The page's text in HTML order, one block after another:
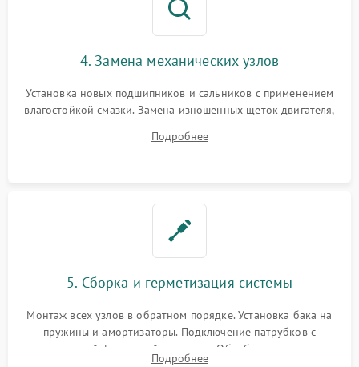
4. Замена механических узлов
Установка новых подшипников и сальников с применением
влагостойкой смазки. Замена изношенных щеток двигателя,
или поврежденной резиновой манжеты.
Подробнее
5. Сборка и герметизация системы
Монтаж всех узлов в обратном порядке. Установка бака на
пружины и амортизаторы. Подключение патрубков с
надежной фиксацией хомутами. Обработка стыков
Подробнее